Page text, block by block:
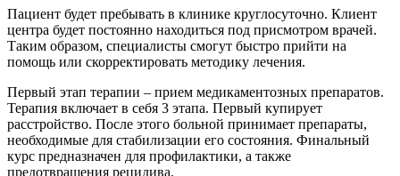
Пациент будет пребывать в клинике круглосуточно. Клиент
центра будет постоянно находиться под присмотром врачей.
Таким образом, специалисты смогут быстро прийти на
помощь или скорректировать методику лечения.
Первый этап терапии – прием медикаментозных препаратов.
Терапия включает в себя 3 этапа. Первый купирует
расстройство. После этого больной принимает препараты,
необходимые для стабилизации его состояния. Финальный
курс предназначен для профилактики, а также
предотвращения рецидива.